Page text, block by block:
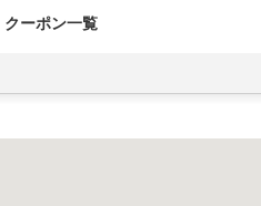
クーポン一覧